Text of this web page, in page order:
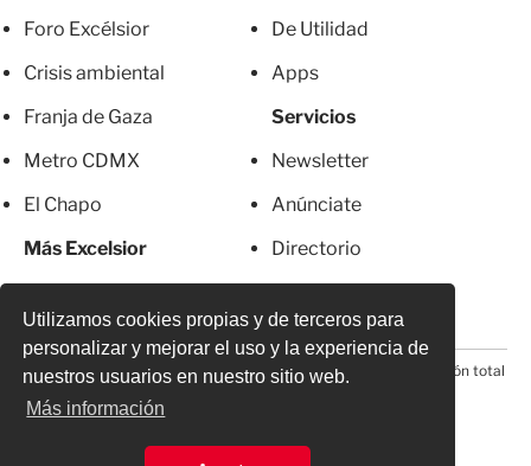
Utilizamos cookies propias y de terceros para
personalizar y mejorar el uso y la experiencia de
nuestros usuarios en nuestro sitio web.
Más información
Foro Excélsior
Crisis ambiental
Franja de Gaza
Metro CDMX
El Chapo
Más Excelsior
De Utilidad
Apps
Servicios
Newsletter
Anúnciate
Directorio
© 2026 Todos los derechos reservados. Prohibida la reproducción total
o parcial, incluyendo cualquier medio electrónico*